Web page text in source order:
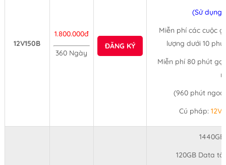
12V150B
1.800.000đ
360 Ngày
ĐĂNG KÝ
(Sử dụng
Miễn phí các cuộc
lượng dưới 10
Miễn phí 80 phút
(960 phút
Cú pháp:
120GB Data